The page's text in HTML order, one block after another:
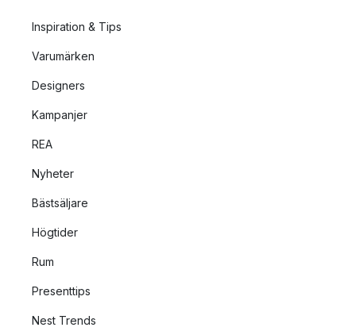
Inspiration & Tips
Varumärken
Designers
Kampanjer
REA
Nyheter
Bästsäljare
Högtider
Rum
Presenttips
Nest Trends